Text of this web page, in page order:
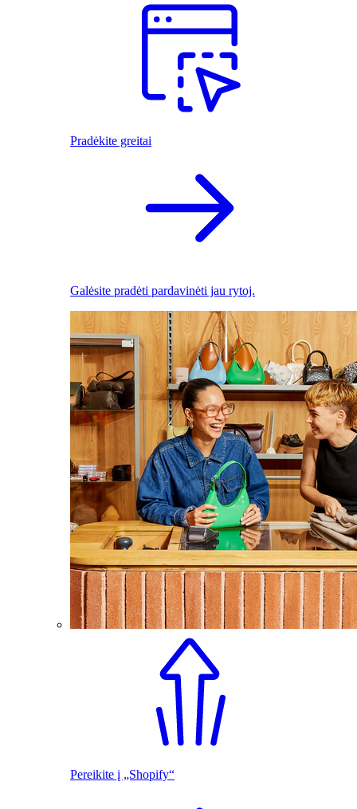
Pradėkite greitai
Galėsite pradėti pardavinėti jau rytoj.
Pereikite į „Shopify“